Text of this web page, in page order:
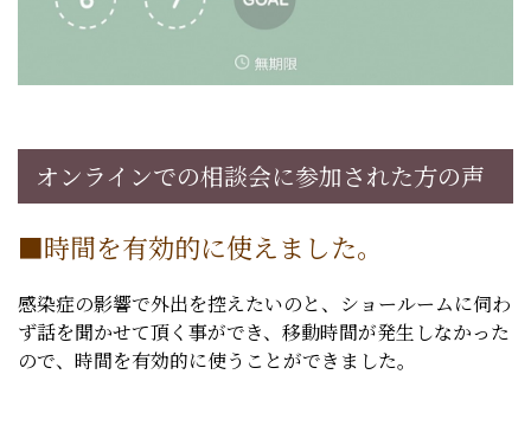
オンラインでの相談会に参加された方の声
■時間を有効的に使えました。
感染症の影響で外出を控えたいのと、ショールームに伺わ
ず話を聞かせて頂く事ができ、移動時間が発生しなかった
ので、時間を有効的に使うことができました。